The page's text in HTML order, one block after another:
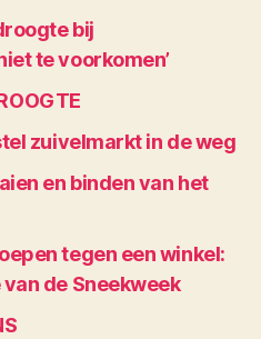
bij
te voorkomen’
zuivelmarkt in de weg
en binden van het
tegen een winkel:
de Sneekweek